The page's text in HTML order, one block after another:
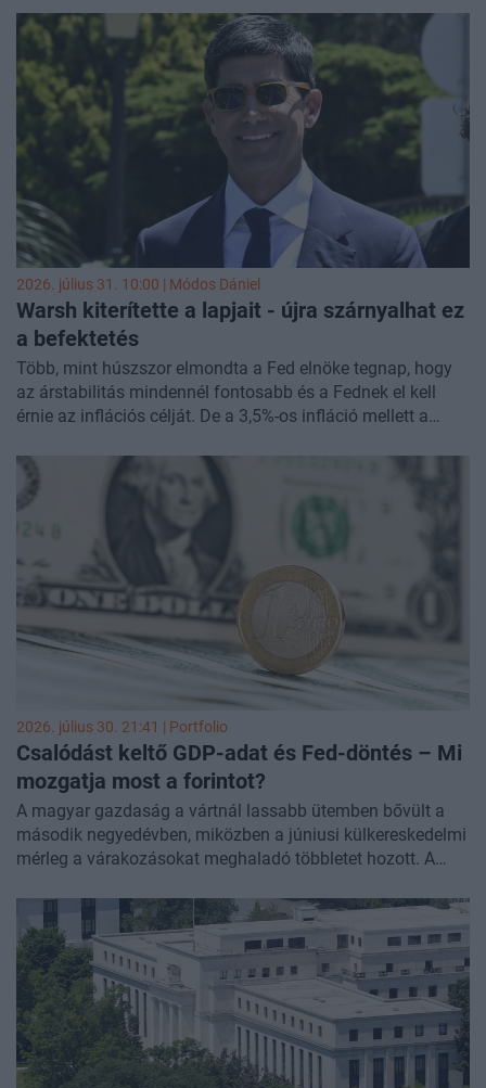
VIG Alapkezelő írása olvasható.
2026. július 31. 10:00 | Módos Dániel
Warsh kiterítette a lapjait - újra szárnyalhat ez
a befektetés
Több, mint húszszor elmondta a Fed elnöke tegnap, hogy
az árstabilitás mindennél fontosabb és a Fednek el kell
érnie az inflációs célját. De a 3,5%-os infláció mellett a
Sőt, Warsh táncra hívta a kötvénypiacot. Örvendetesnek
nevezte, hogy elvégzik a Fed helyett a munkát. Láttuk már
ezt a játékot korábban, komoly trendek indultak el, amivel
busás hozamokat lehetett keresni. Mutatjuk miről van szó.
2026. július 30. 21:41 | Portfolio
Csalódást keltő GDP-adat és Fed-döntés – Mi
mozgatja most a forintot?
A magyar gazdaság a vártnál lassabb ütemben bővült a
második negyedévben, miközben a júniusi külkereskedelmi
mérleg a várakozásokat meghaladó többletet hozott. A
mind a dollárral szemben. A hazai fizetőeszköz
teljesítményét részben az is támogatja, hogy a piacok a
Fed szerdai kamatdöntését és az azt követő
kommunikációt a dollár gyengülése irányába mutató
jelzésként értékelték.